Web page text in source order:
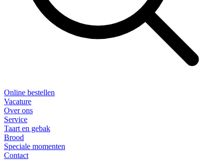
Online bestellen
Vacature
Over ons
Service
Taart en gebak
Brood
Speciale momenten
Contact